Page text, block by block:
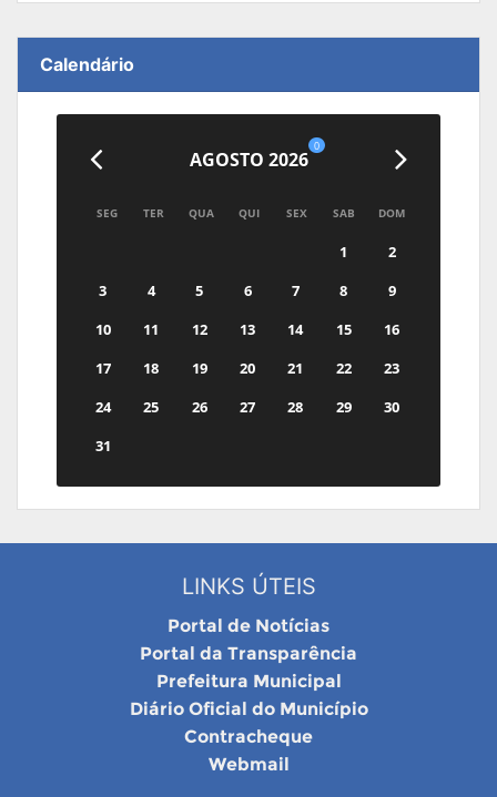
Calendário
AGOSTO 2026
0
SEG TER QUA QUI SEX SAB DOM
1
2
3
4 5 6 7 8
9
10
11 12 13 14 15
16
17
18 19 20 21 22
23
24
25 26 27 28 29
30
31
LINKS ÚTEIS
Portal de Notícias
Portal da Transparência
Prefeitura Municipal
Diário Oficial do Município
Contracheque
Webmail